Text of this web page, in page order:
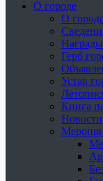
О городе
О
Герб
Устав
Книга
Новости